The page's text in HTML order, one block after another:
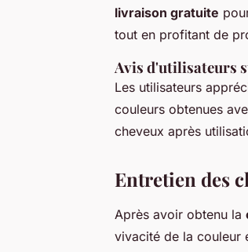
livraison gratuite
tout en profitant de
Avis d'utilisateurs
Les utilisateurs
couleurs obtenues
cheveux après
Entretien des
Après avoir obtenu la
vivacité de la couleur